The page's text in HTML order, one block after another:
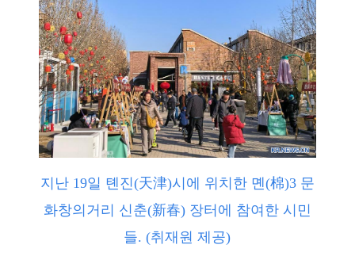
지난 19일 톈진(天津)시에 위치한 몐(棉)3 문
화창의거리 신춘(新春) 장터에 참여한 시민
들. (취재원 제공)